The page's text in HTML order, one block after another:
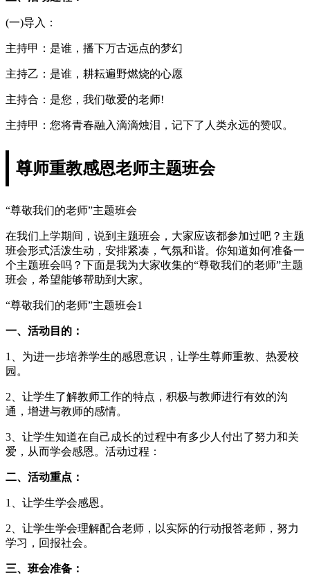
(一)导入：
主持甲：是谁，播下万古远点的梦幻
主持乙：是谁，耕耘遍野燃烧的心愿
主持合：是您，我们敬爱的老师!
主持甲：您将青春融入滴滴烛泪，记下了人类永远的赞叹。
尊师重教感恩老师主题班会
“尊敬我们的老师”主题班会
在我们上学期间，说到主题班会，大家应该都参加过吧？主题
班会形式活泼生动，安排紧凑，气氛和谐。你知道如何准备一
个主题班会吗？下面是我为大家收集的“尊敬我们的老师”主题
班会，希望能够帮助到大家。
“尊敬我们的老师”主题班会1
一、活动目的：
1、为进一步培养学生的感恩意识，让学生尊师重教、热爱校
园。
2、让学生了解教师工作的特点，积极与教师进行有效的沟
通，增进与教师的感情。
3、让学生知道在自己成长的过程中有多少人付出了努力和关
爱，从而学会感恩。活动过程：
二、活动重点：
1、让学生学会感恩。
2、让学生学会理解配合老师，以实际的行动报答老师，努力
学习，回报社会。
三、班会准备：